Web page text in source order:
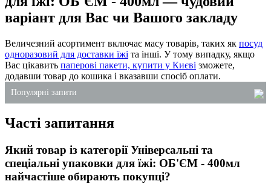
варіант для Вас чи Вашого закладу
Величезний асортимент включає масу товарів, таких як посуд
одноразовий для доставки їжі та інші. У тому випадку, якщо
Вас цікавить паперові пакети, купити у Києві зможете,
додавши товар до кошика і вказавши спосіб оплати.
Популярні запити
купити пакет паперовий
одноразові стакани пластикові
контейнери для супу
Часті запитання
Який товар із категорії Універсальні та
спеціальні упаковки для їжі: ОБ'ЄМ - 400мл
найчастіше обирають покупці?